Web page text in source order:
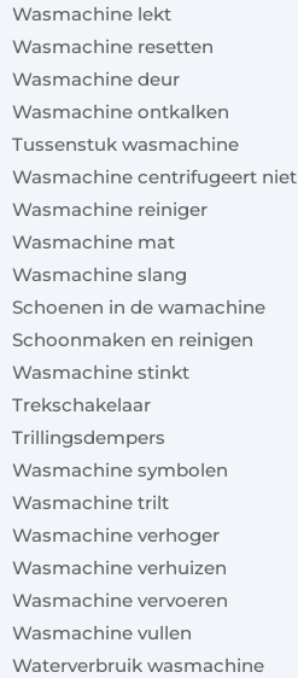
Wasmachine lekt
Wasmachine resetten
Wasmachine deur
Wasmachine ontkalken
Tussenstuk wasmachine
Wasmachine centrifugeert niet
Wasmachine reiniger
Wasmachine mat
Wasmachine slang
Schoenen in de wamachine
Schoonmaken en reinigen
Wasmachine stinkt
Trekschakelaar
Trillingsdempers
Wasmachine symbolen
Wasmachine trilt
Wasmachine verhoger
Wasmachine verhuizen
Wasmachine vervoeren
Wasmachine vullen
Waterverbruik wasmachine